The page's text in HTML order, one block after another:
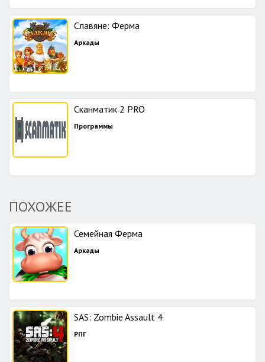
Славяне: Ферма
Аркады
Сканматик 2 PRO
Программы
ПОХОЖЕЕ
Семейная Ферма
Аркады
SAS: Zombie Assault 4
РПГ